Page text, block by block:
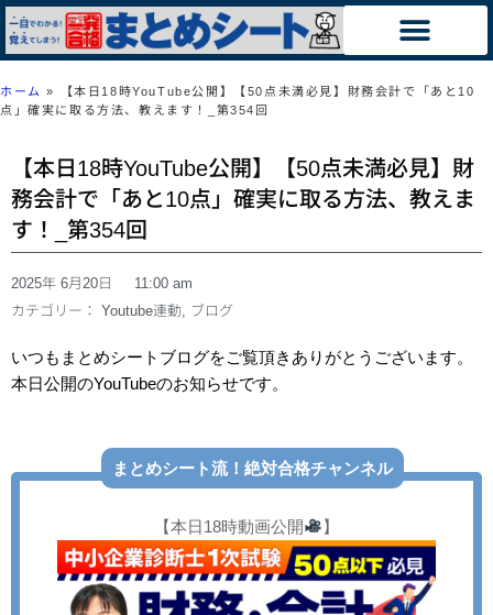
ホーム »
【本日18時YouTube公開】【50点未満必見】財務会計で「あと10
点」確実に取る方法、教えます！_第354回
【本日18時YouTube公開】【50点未満必見】財
務会計で「あと10点」確実に取る方法、教えま
す！_第354回
2025年 6月20日
11:00 am
カテゴリー： Youtube連動, ブログ
いつもまとめシートブログをご覧頂きありがとうございます。
本日公開のYouTubeのお知らせです。
まとめシート流！絶対合格チャンネル
【本日18時動画公開 】